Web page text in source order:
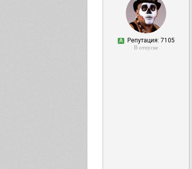
А Репутация: 7105
В отпуске